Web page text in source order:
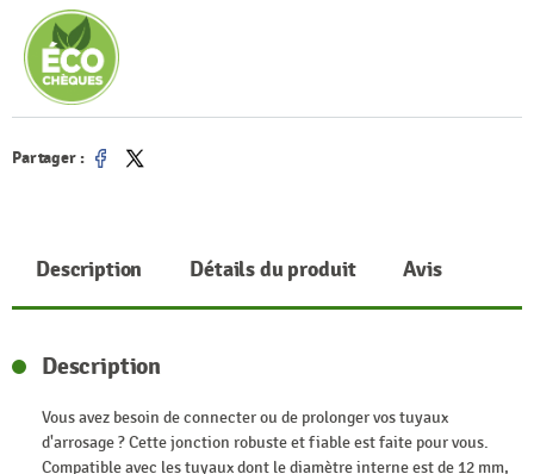
Partager :
Partager
Tweet
Description Détails du produit Avis
Description
Vous avez besoin de connecter ou de prolonger vos tuyaux
d'arrosage ? Cette jonction robuste et fiable est faite pour vous.
Compatible avec les tuyaux dont le diamètre interne est de 12 mm,